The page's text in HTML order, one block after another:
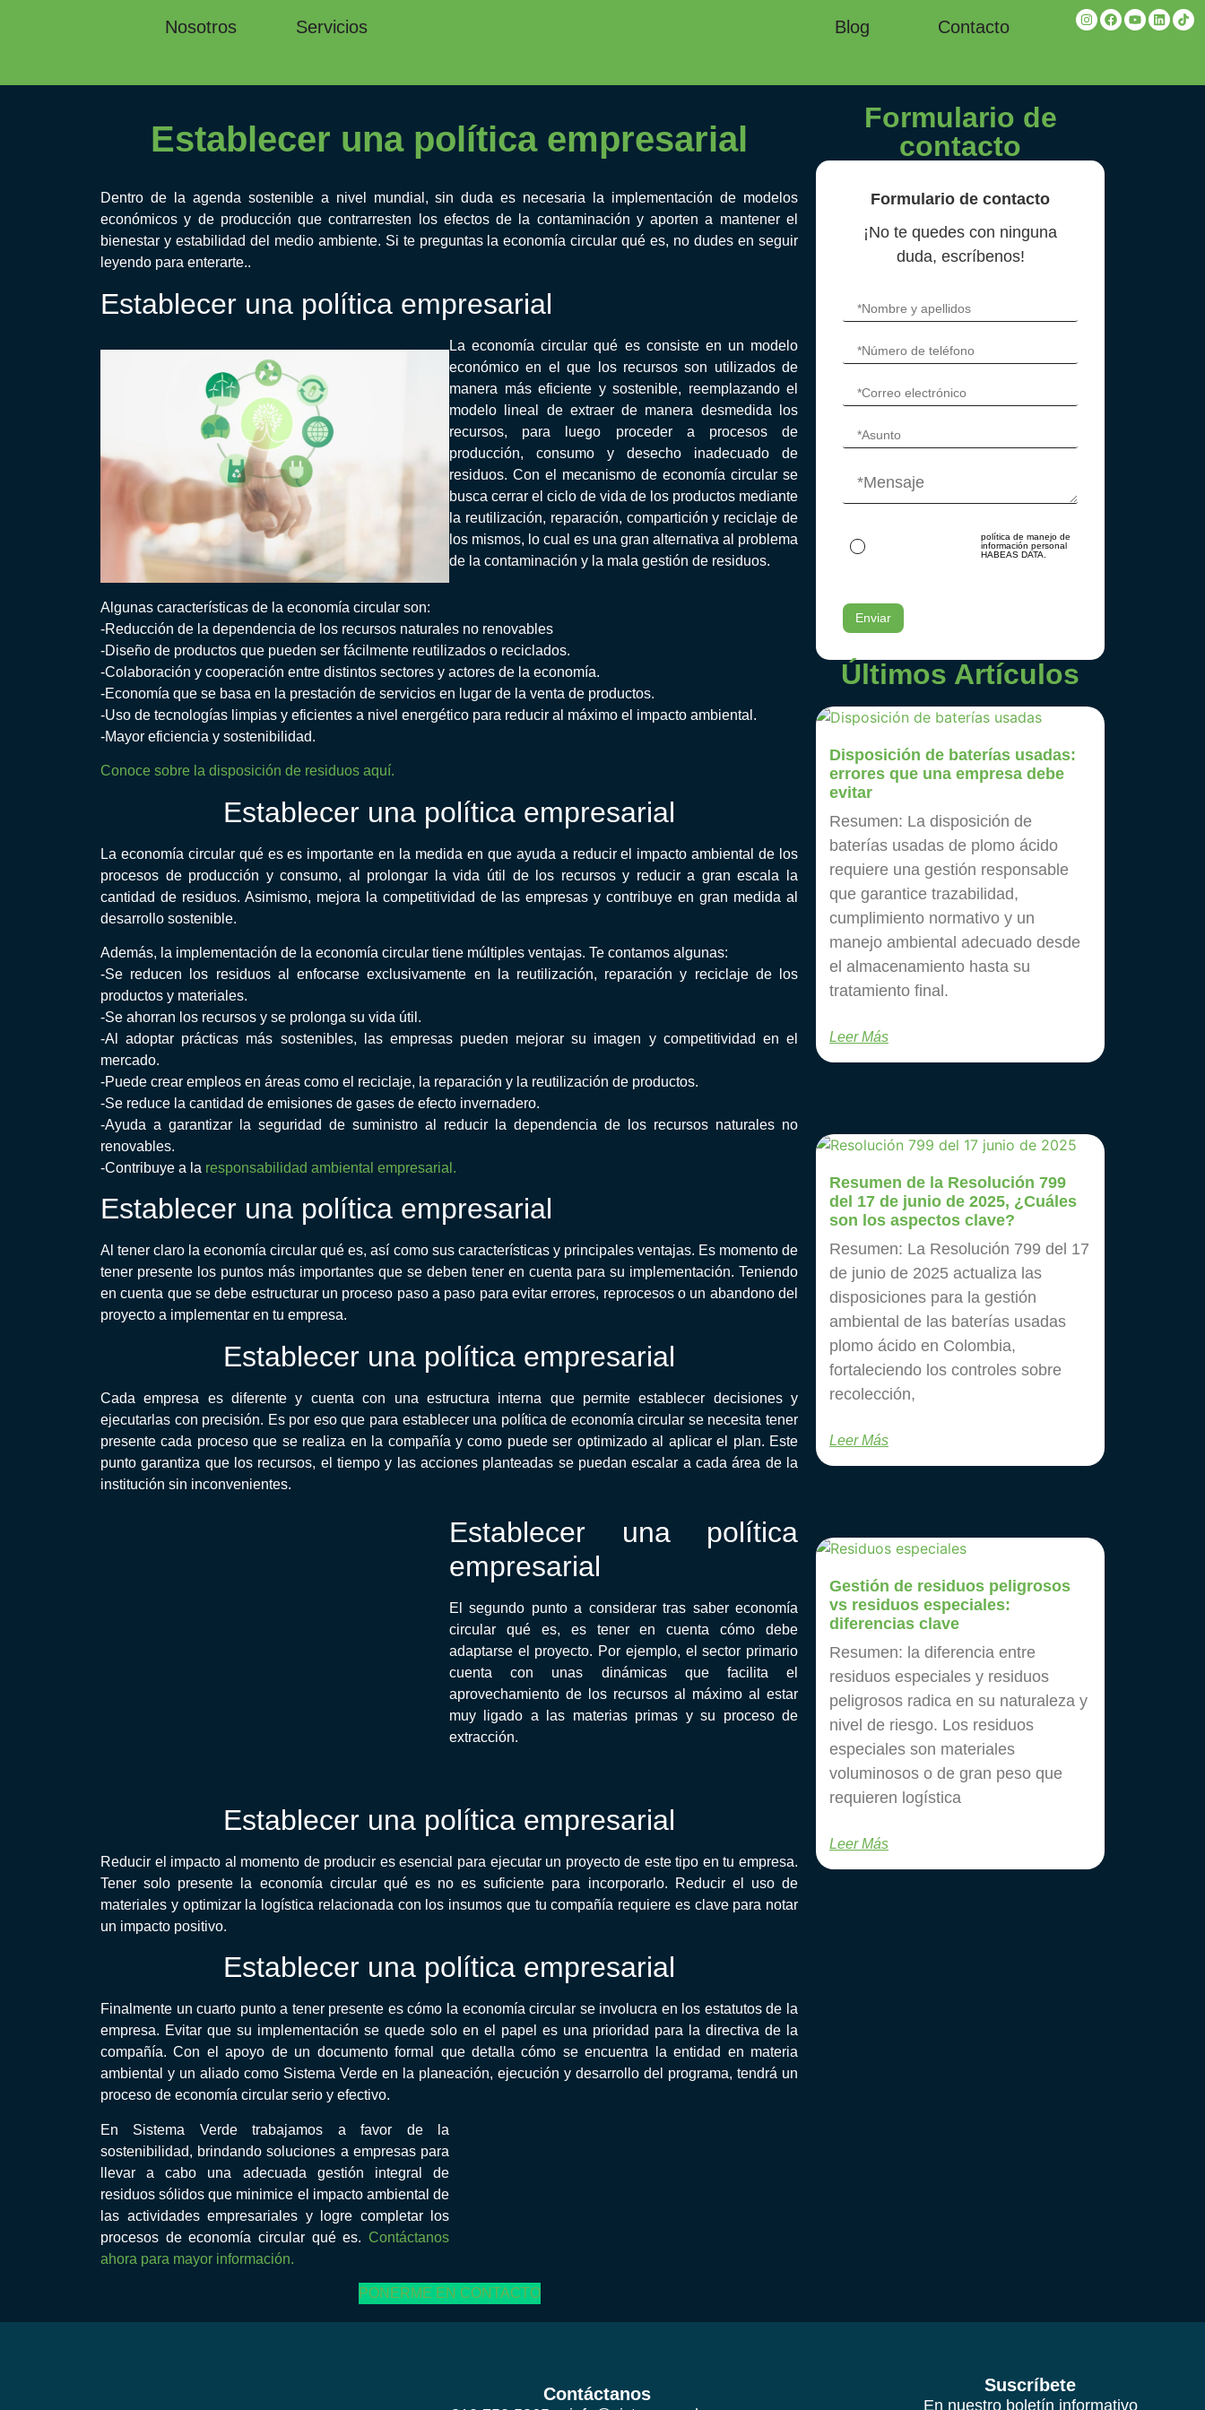
Nosotros Servicios Blog Contacto
Establecer una política empresarial
Dentro de la agenda sostenible a nivel mundial, sin duda es necesaria la implementación de modelos
económicos y de producción que contrarresten los efectos de la contaminación y aporten a mantener el
bienestar y estabilidad del medio ambiente. Si te preguntas la economía circular qué es, no dudes en seguir
leyendo para enterarte..
Establecer una política empresarial
La economía circular qué es consiste en un modelo
económico en el que los recursos son utilizados de
manera más eficiente y sostenible, reemplazando el
modelo lineal de extraer de manera desmedida los
recursos, para luego proceder a procesos de
producción, consumo y desecho inadecuado de
residuos. Con el mecanismo de economía circular se
busca cerrar el ciclo de vida de los productos mediante
la reutilización, reparación, compartición y reciclaje de
los mismos, lo cual es una gran alternativa al problema
de la contaminación y la mala gestión de residuos.
Algunas características de la economía circular son:
-Reducción de la dependencia de los recursos naturales no renovables
-Diseño de productos que pueden ser fácilmente reutilizados o reciclados.
-Colaboración y cooperación entre distintos sectores y actores de la economía.
-Economía que se basa en la prestación de servicios en lugar de la venta de productos.
-Uso de tecnologías limpias y eficientes a nivel energético para reducir al máximo el impacto ambiental.
-Mayor eficiencia y sostenibilidad.
Conoce sobre la disposición de residuos aquí.
Establecer una política empresarial
La economía circular qué es es importante en la medida en que ayuda a reducir el impacto ambiental de los
procesos de producción y consumo, al prolongar la vida útil de los recursos y reducir a gran escala la
cantidad de residuos. Asimismo, mejora la competitividad de las empresas y contribuye en gran medida al
desarrollo sostenible.
Además, la implementación de la economía circular tiene múltiples ventajas. Te contamos algunas:
-Se reducen los residuos al enfocarse exclusivamente en la reutilización, reparación y reciclaje de los
productos y materiales.
-Se ahorran los recursos y se prolonga su vida útil.
-Al adoptar prácticas más sostenibles, las empresas pueden mejorar su imagen y competitividad en el
mercado.
-Puede crear empleos en áreas como el reciclaje, la reparación y la reutilización de productos.
-Se reduce la cantidad de emisiones de gases de efecto invernadero.
-Ayuda a garantizar la seguridad de suministro al reducir la dependencia de los recursos naturales no
renovables.
-Contribuye a la responsabilidad ambiental empresarial.
Establecer una política empresarial
Al tener claro la economía circular qué es, así como sus características y principales ventajas. Es momento de
tener presente los puntos más importantes que se deben tener en cuenta para su implementación. Teniendo
en cuenta que se debe estructurar un proceso paso a paso para evitar errores, reprocesos o un abandono del
proyecto a implementar en tu empresa.
Establecer una política empresarial
Cada empresa es diferente y cuenta con una estructura interna que permite establecer decisiones y
ejecutarlas con precisión. Es por eso que para establecer una política de economía circular se necesita tener
presente cada proceso que se realiza en la compañía y como puede ser optimizado al aplicar el plan. Este
punto garantiza que los recursos, el tiempo y las acciones planteadas se puedan escalar a cada área de la
institución sin inconvenientes.
Establecer una política
empresarial
El segundo punto a considerar tras saber economía
circular qué es, es tener en cuenta cómo debe
adaptarse el proyecto. Por ejemplo, el sector primario
cuenta con unas dinámicas que facilita el
aprovechamiento de los recursos al máximo al estar
muy ligado a las materias primas y su proceso de
extracción.
Establecer una política empresarial
Reducir el impacto al momento de producir es esencial para ejecutar un proyecto de este tipo en tu empresa.
Tener solo presente la economía circular qué es no es suficiente para incorporarlo. Reducir el uso de
materiales y optimizar la logística relacionada con los insumos que tu compañía requiere es clave para notar
un impacto positivo.
Establecer una política empresarial
Finalmente un cuarto punto a tener presente es cómo la economía circular se involucra en los estatutos de la
empresa. Evitar que su implementación se quede solo en el papel es una prioridad para la directiva de la
compañía. Con el apoyo de un documento formal que detalla cómo se encuentra la entidad en materia
ambiental y un aliado como Sistema Verde en la planeación, ejecución y desarrollo del programa, tendrá un
proceso de economía circular serio y efectivo.
En Sistema Verde trabajamos a favor de la
sostenibilidad, brindando soluciones a empresas para
llevar a cabo una adecuada gestión integral de
residuos sólidos que minimice el impacto ambiental de
las actividades empresariales y logre completar los
procesos de economía circular qué es. Contáctanos
ahora para mayor información.
PONERME EN CONTACTO
Formulario de
contacto
Formulario de contacto
¡No te quedes con ninguna
duda, escríbenos!
política de manejo de
información personal
HABEAS DATA.
Últimos Artículos
Disposición de baterías usadas:
errores que una empresa debe
evitar
Resumen: La disposición de
baterías usadas de plomo ácido
requiere una gestión responsable
que garantice trazabilidad,
cumplimiento normativo y un
manejo ambiental adecuado desde
el almacenamiento hasta su
tratamiento final.
Leer Más
Resumen de la Resolución 799
del 17 de junio de 2025, ¿Cuáles
son los aspectos clave?
Resumen: La Resolución 799 del 17
de junio de 2025 actualiza las
disposiciones para la gestión
ambiental de las baterías usadas
plomo ácido en Colombia,
fortaleciendo los controles sobre
recolección,
Leer Más
Gestión de residuos peligrosos
vs residuos especiales:
diferencias clave
Resumen: la diferencia entre
residuos especiales y residuos
peligrosos radica en su naturaleza y
nivel de riesgo. Los residuos
especiales son materiales
voluminosos o de gran peso que
requieren logística
Leer Más
Contáctanos Suscríbete
En nuestro boletín informativo